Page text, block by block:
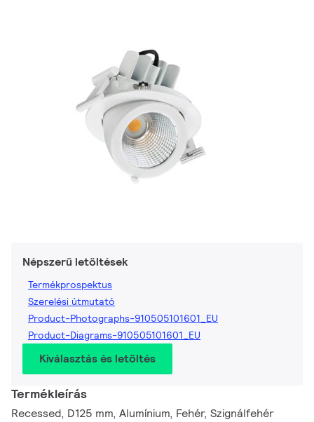
Népszerű letöltések
Termékprospektus
Szerelési útmutató
Product-Photographs-910505101601_EU
Product-Diagrams-910505101601_EU
Kiválasztás és letöltés
Termékleírás
Recessed, D125 mm, Alumínium, Fehér, Szignálfehér